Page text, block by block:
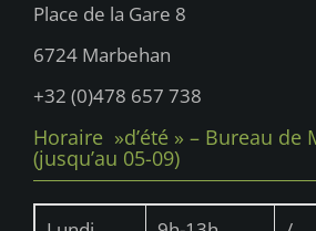
Place de la Gare 8
6724 Marbehan
+32 (0)478 657 738
Horaire »d’été » – Bureau de
(jusqu’au 05-09)